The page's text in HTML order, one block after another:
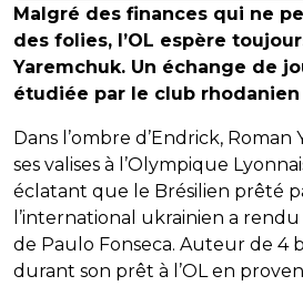
Malgré des finances qui ne
des folies, l’OL espère
Yaremchuk. Un échange de
étudiée par le club
Dans l’ombre d’Endrick,
ses valises à l’Olympique
éclatant que le Brésilien prêté
l’international ukrainien a
de Paulo Fonseca. Auteur de 4
durant son prêt à l’OL en